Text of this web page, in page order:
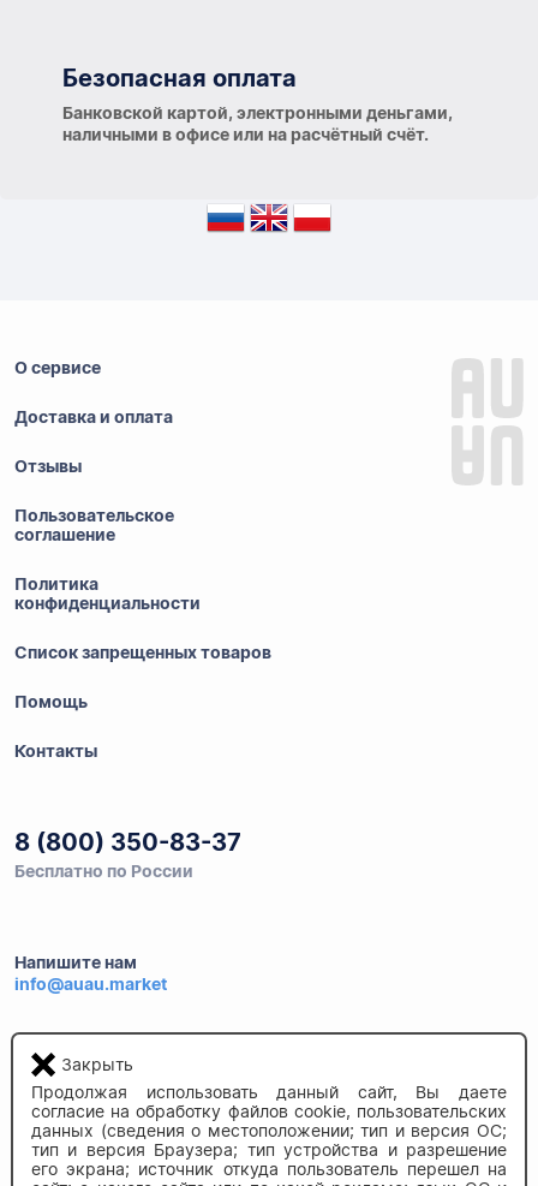
Безопасная оплата
Банковской картой, электронными деньгами,
наличными в офисе или на расчётный счёт.
О сервисе
Доставка и оплата
Отзывы
Пользовательское
соглашение
Политика
конфиденциальности
Список запрещенных товаров
Помощь
Контакты
8 (800) 350-83-37
Бесплатно по России
Напишите нам
info@auau.market
ул.Калязинская 6, оф. 2
Закрыть
Продолжая использовать данный сайт, Вы даете
согласие на обработку файлов cookie, пользовательских
данных (сведения о местоположении; тип и версия ОС;
тип и версия Браузера; тип устройства и разрешение
его экрана; источник откуда пользователь перешел на